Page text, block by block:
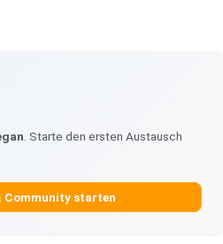
. Starte den ersten Austausch
Community starten